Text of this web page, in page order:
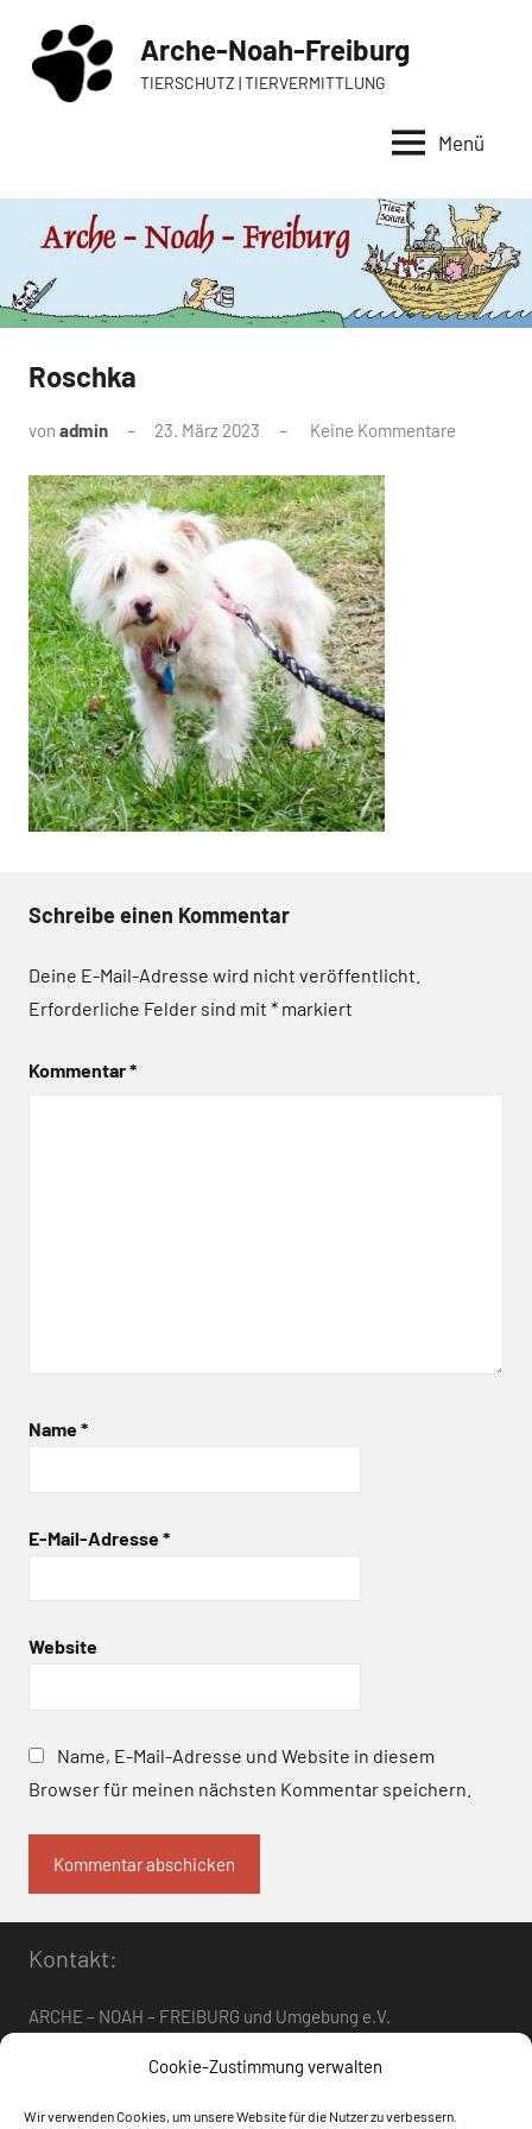
Cookie-Zustimmung verwalten
Wir verwenden Cookies, um unsere Website für die Nutzer zu verbessern.
Inhalt
springen
Arche-Noah-Freiburg
TIERSCHUTZ | TIERVERMITTLUNG
Menü
Roschka
von admin 23. März 2023 Keine Kommentare
Schreibe einen Kommentar
Deine E-Mail-Adresse wird nicht veröffentlicht.
Erforderliche Felder sind mit * markiert
Kommentar*
Name*
E-Mail-Adresse*
Website
Name, E-Mail-Adresse und Website in diesem
Browser für meinen nächsten Kommentar speichern.
Kontakt:
ARCHE – NOAH – FREIBURG und Umgebung e.V.
arche-noah-freiburg[at]freenet.de